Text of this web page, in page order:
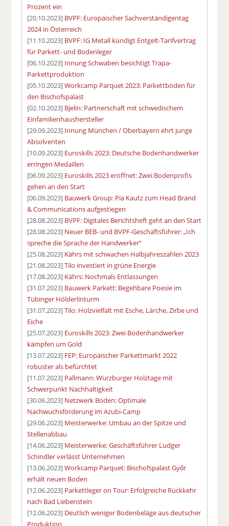
Prozent ein
[20.10.2023] BVPF: Europäischer Sachverständigentag
2024 in Österreich
[11.10.2023] BVPF: IG Metall kündigt Entgelt-Tarifvertrag
für Parkett- und Bodenleger
[06.10.2023] Innung Schwaben besichtigt Trapa-
Parkettproduktion
[05.10.2023]Workcamp Parquet 2023: Parkettböden für
den Bischofspalast
[02.10.2023] Bjelin: Partnerschaft mit schwedischem
Einfamilienhaushersteller
[29.09.2023] Innung München / Oberbayern ehrt junge
Absolventen
[10.09.2023] Euroskills 2023: Deutsche Bodenhandwerker
erringen Medaillen
[06.09.2023] Euroskills 2023 eröffnet: Zwei Bodenprofis
gehen an den Start
[06.09.2023] Bauwerk Group: Pia Kautz zum Head Brand
& Communications aufgestiegen
[28.08.2023] BVPF: Digitales Berichtsheft geht an den Start
[28.08.2023] Neuer BEB- und BVPF-Geschäftsführer: „Ich
spreche die Sprache der Handwerker“
[25.08.2023] Kährs mit schwachen Halbjahreszahlen 2023
[21.08.2023]Tilo investiert in grüne Energie
[17.08.2023] Kährs: Nochmals Entlassungen
[31.07.2023] Bauwerk Parkett: Begehbare Poesie im
Tübinger Hölderlinturm
[31.07.2023]Tilo: Holzvielfalt mit Esche, Lärche, Zirbe und
Eiche
[25.07.2023] Euroskills 2023: Zwei Bodenhandwerker
kämpfen um Gold
[13.07.2023] FEP: Europäischer Parkettmarkt 2022
robuster als befürchtet
[11.07.2023] Pallmann: Würzburger Holztage mit
Schwerpunkt Nachhaltigkeit
[30.06.2023] Netzwerk Boden: Optimale
Nachwuchsförderung im Azubi-Camp
[29.06.2023] Meisterwerke: Umbau an der Spitze und
Stellenabbau
[14.06.2023] Meisterwerke: Geschäftsführer Ludger
Schindler verlässt Unternehmen
[13.06.2023]Workcamp Parquet: Bischofspalast Győr
erhält neuen Boden
[12.06.2023] Parkettleger on Tour: Erfolgreiche Rückkehr
nach Bad Liebenstein
[12.06.2023] Deutlich weniger Bodenbeläge aus deutscher
Produktion